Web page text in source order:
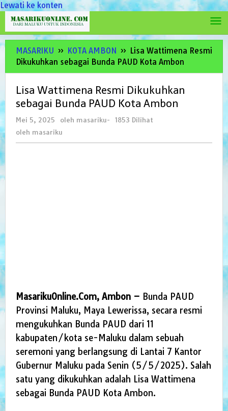
Lewati ke konten
MASARIKU » KOTA AMBON » Lisa Wattimena Resmi
Dikukuhkan sebagai Bunda PAUD Kota Ambon
Lisa Wattimena Resmi Dikukuhkan
sebagai Bunda PAUD Kota Ambon
Mei 5, 2025 oleh masariku-
1853 Dilihat
oleh masariku
MasarikuOnline.Com, Ambon – Bunda PAUD
Provinsi Maluku, Maya Lewerissa, secara resmi
mengukuhkan Bunda PAUD dari 11
kabupaten/kota se-Maluku dalam sebuah
seremoni yang berlangsung di Lantai 7 Kantor
Gubernur Maluku pada Senin (5/5/2025). Salah
satu yang dikukuhkan adalah Lisa Wattimena
sebagai Bunda PAUD Kota Ambon.